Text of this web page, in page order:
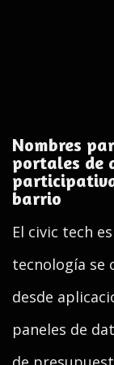
Nombres
portales de
barrio
El civic tech
tecnología se
desde
paneles de